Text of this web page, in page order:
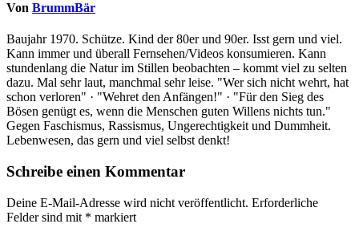
Von BrummBär
Baujahr 1970. Schütze. Kind der 80er und 90er. Isst gern und viel.
Kann immer und überall Fernsehen/Videos konsumieren. Kann
stundenlang die Natur im Stillen beobachten – kommt viel zu selten
dazu. Mal sehr laut, manchmal sehr leise. "Wer sich nicht wehrt, hat
schon verloren" · "Wehret den Anfängen!" · "Für den Sieg des
Bösen genügt es, wenn die Menschen guten Willens nichts tun."
Gegen Faschismus, Rassismus, Ungerechtigkeit und Dummheit.
Lebenwesen, das gern und viel selbst denkt!
Schreibe einen Kommentar
Deine E-Mail-Adresse wird nicht veröffentlicht. Erforderliche
Felder sind mit * markiert